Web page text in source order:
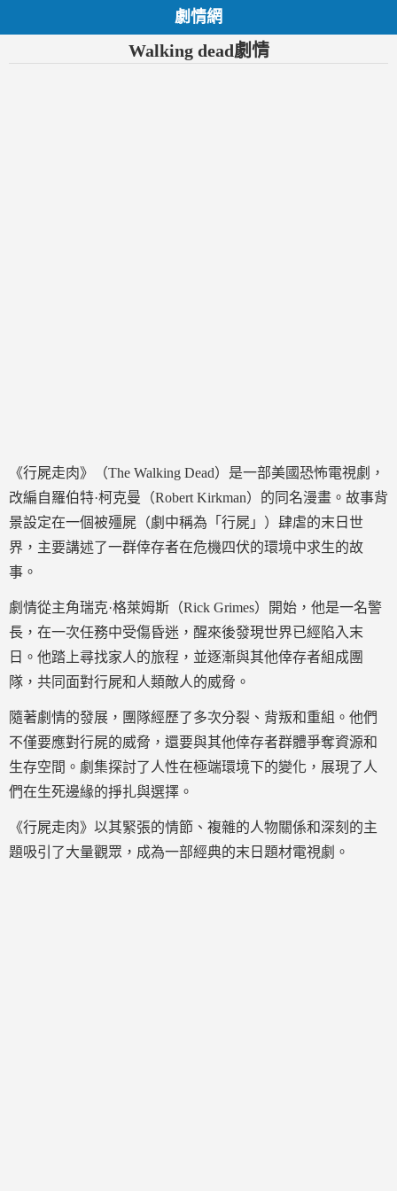
劇情網
Walking dead劇情
《行屍走肉》（The Walking Dead）是一部美國恐怖電視劇，
改編自羅伯特·柯克曼（Robert Kirkman）的同名漫畫。故事背
景設定在一個被殭屍（劇中稱為「行屍」）肆虐的末日世
界，主要講述了一群倖存者在危機四伏的環境中求生的故
事。
劇情從主角瑞克·格萊姆斯（Rick Grimes）開始，他是一名警
長，在一次任務中受傷昏迷，醒來後發現世界已經陷入末
日。他踏上尋找家人的旅程，並逐漸與其他倖存者組成團
隊，共同面對行屍和人類敵人的威脅。
隨著劇情的發展，團隊經歷了多次分裂、背叛和重組。他們
不僅要應對行屍的威脅，還要與其他倖存者群體爭奪資源和
生存空間。劇集探討了人性在極端環境下的變化，展現了人
們在生死邊緣的掙扎與選擇。
《行屍走肉》以其緊張的情節、複雜的人物關係和深刻的主
題吸引了大量觀眾，成為一部經典的末日題材電視劇。